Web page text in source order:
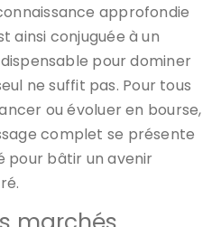
approfondie
ainsi conjuguée à un
pour dominer
ne suffit pas. Pour tous
ou évoluer en bourse,
complet se présente
pour bâtir un avenir